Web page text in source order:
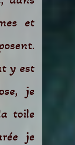
et
y est
je
toile
je